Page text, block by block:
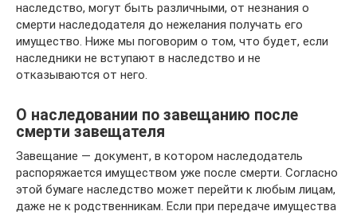
наследство, могут быть различными, от незнания о
смерти наследодателя до нежелания получать его
имущество. Ниже мы поговорим о том, что будет, если
наследники не вступают в наследство и не
отказываются от него.
О наследовании по завещанию после
смерти завещателя
Завещание — документ, в котором наследодатель
распоряжается имуществом уже после смерти. Согласно
этой бумаге наследство может перейти к любым лицам,
даже не к родственникам. Если при передаче имущества